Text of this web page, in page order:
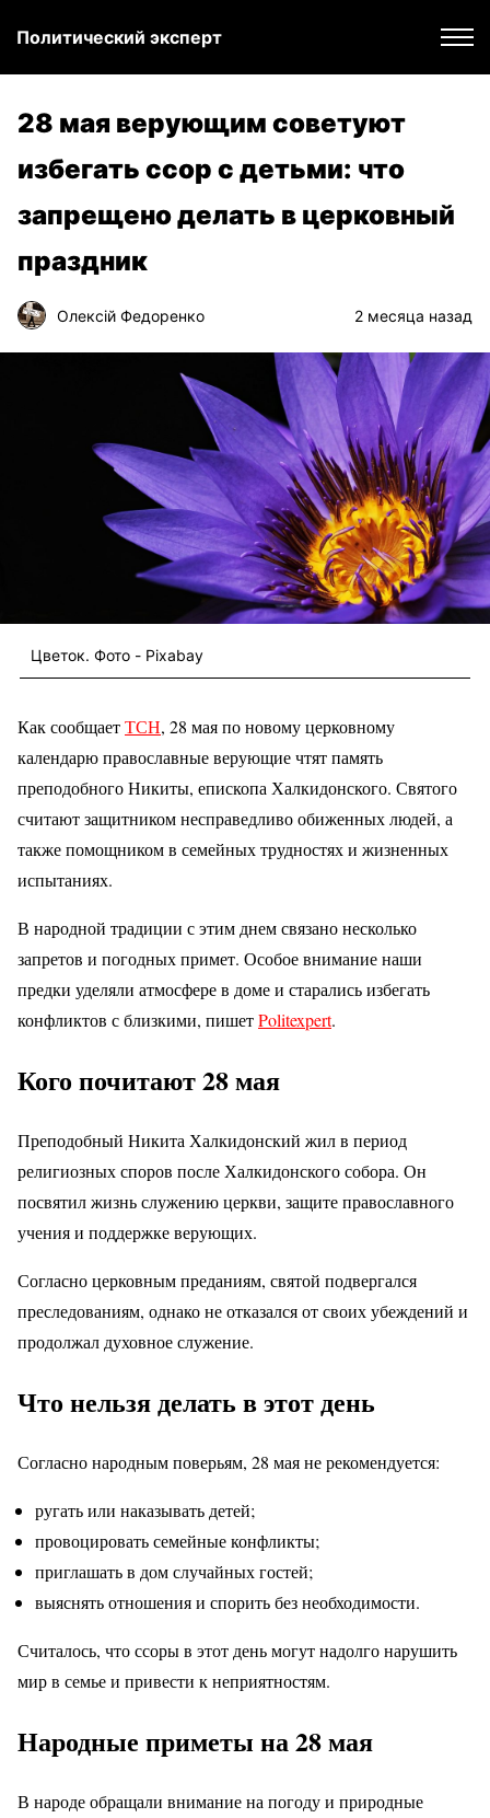
Политический эксперт
28 мая верующим советуют
избегать ссор с детьми: что
запрещено делать в церковный
праздник
Олексій Федоренко 2 месяца назад
Цветок. Фото - Pixabay
Как сообщаетТСН, 28 мая по новому церковному
календарю православные верующие чтят память
преподобного Никиты, епископа Халкидонского. Святого
считают защитником несправедливо обиженных людей, а
также помощником в семейных трудностях и жизненных
испытаниях.
В народной традиции с этим днем связано несколько
запретов и погодных примет. Особое внимание наши
предки уделяли атмосфере в доме и старались избегать
конфликтов с близкими, пишетPolitexpert.
Кого почитают 28 мая
Преподобный Никита Халкидонский жил в период
религиозных споров после Халкидонского собора. Он
посвятил жизнь служению церкви, защите православного
учения и поддержке верующих.
Согласно церковным преданиям, святой подвергался
преследованиям, однако не отказался от своих убеждений и
продолжал духовное служение.
Что нельзя делать в этот день
Согласно народным поверьям, 28 мая не рекомендуется:
ругать или наказывать детей;
провоцировать семейные конфликты;
приглашать в дом случайных гостей;
выяснять отношения и спорить без необходимости.
Считалось, что ссоры в этот день могут надолго нарушить
мир в семье и привести к неприятностям.
Народные приметы на 28 мая
В народе обращали внимание на погоду и природные